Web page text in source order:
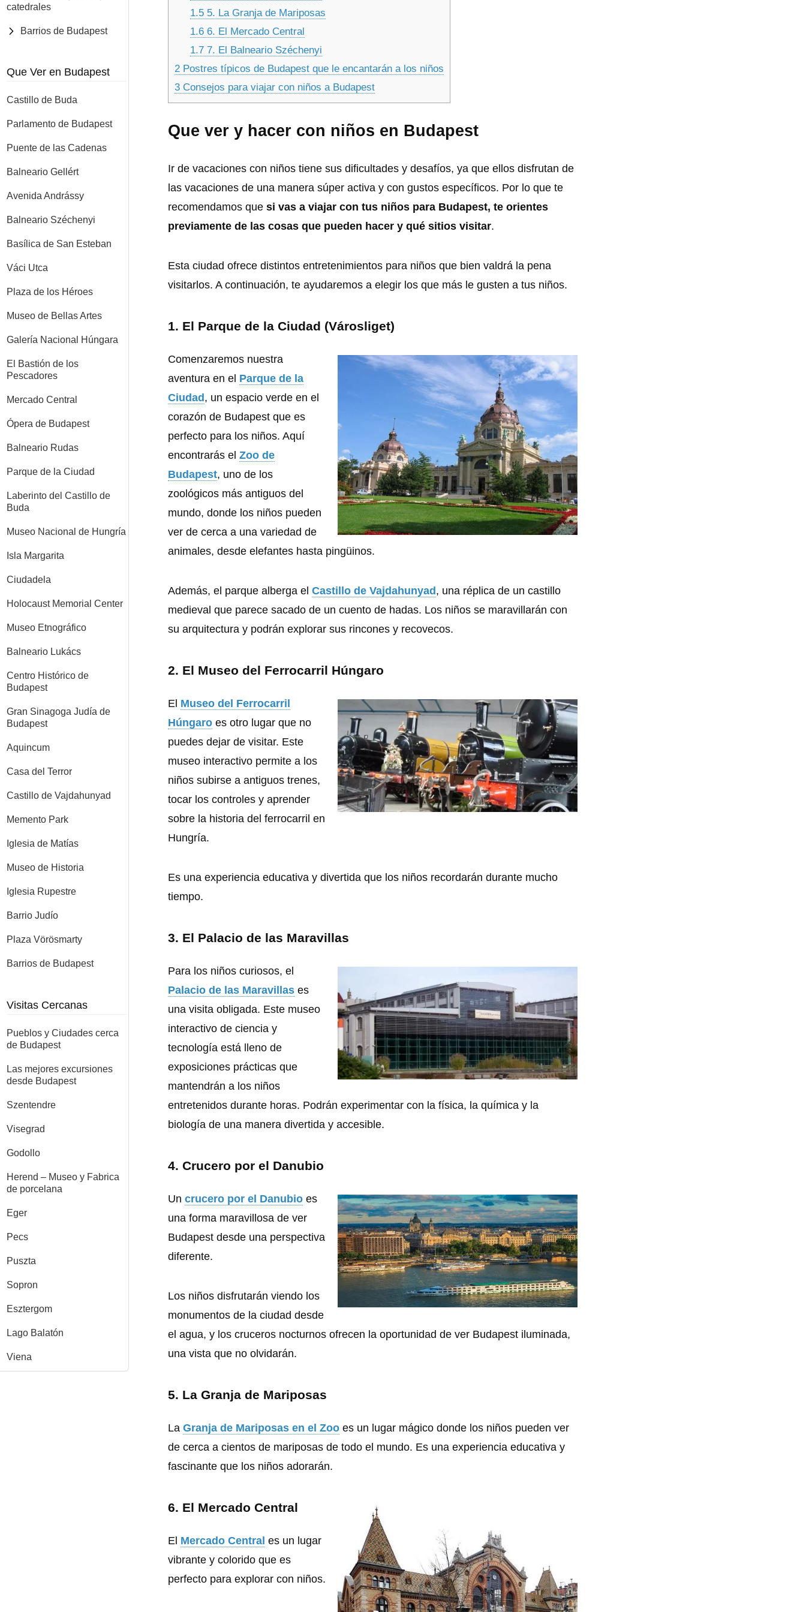
1.55. La Granja de Mariposas
1.66. El Mercado Central
1.77. El Balneario Széchenyi
2 Postres típicos de Budapest que le encantarán a los niños
3 Consejos para viajar con niños a Budapest
Que ver y hacer con niños en Budapest
Ir de vacaciones con niños tiene sus dificultades y desafíos, ya que ellos disfrutan de
las vacaciones de una manera súper activa y con gustos específicos. Por lo que te
recomendamos quesi vas a viajar con tus niños para Budapest, te orientes
previamente de las cosas que pueden hacer y qué sitios visitar.
Esta ciudad ofrece distintos entretenimientos para niños que bien valdrá la pena
visitarlos. A continuación, te ayudaremos a elegir los que más le gusten a tus niños.
1. El Parque de la Ciudad (Városliget)
Comenzaremos nuestra
aventura en el Parque de la
Ciudad , un espacio verde en el
corazón de Budapest que es
perfecto para los niños. Aquí
encontrarás elZoo de
Budapest, uno de los
zoológicos más antiguos del
mundo, donde los niños pueden
ver de cerca a una variedad de
animales, desde elefantes hasta pingüinos.
Además, el parque alberga elCastillo de Vajdahunyad , una réplica de un castillo
medieval que parece sacado de un cuento de hadas. Los niños se maravillarán con
su arquitectura y podrán explorar sus rincones y recovecos.
2. El Museo del Ferrocarril Húngaro
El Museo del Ferrocarril
Húngaro es otro lugar que no
puedes dejar de visitar. Este
museo interactivo permite a los
niños subirse a antiguos trenes,
tocar los controles y aprender
sobre la historia del ferrocarril en
Hungría.
Es una experiencia educativa y divertida que los niños recordarán durante mucho
tiempo.
3. El Palacio de las Maravillas
Para los niños curiosos, el
Palacio de las Maravillas es
una visita obligada. Este museo
interactivo de ciencia y
tecnología está lleno de
exposiciones prácticas que
mantendrán a los niños
entretenidos durante horas. Podrán experimentar con la física, la química y la
biología de una manera divertida y accesible.
4.Crucero por el Danubio
Uncrucero por el Danubio es
una forma maravillosa de ver
Budapest desde una perspectiva
diferente.
Los niños disfrutarán viendo los
monumentos de la ciudad desde
el agua, y los cruceros nocturnos ofrecen la oportunidad de ver Budapest iluminada,
una vista que no olvidarán.
5. La Granja de Mariposas
LaGranja de Mariposas en el Zoo es un lugar mágico donde los niños pueden ver
de cerca a cientos de mariposas de todo el mundo. Es una experiencia educativa y
fascinante que los niños adorarán.
6. El Mercado Central
El Mercado Central es un lugar
vibrante y colorido que es
perfecto para explorar con niños.
catedrales
Barrios de Budapest
Que Ver en Budapest
Castillo de Buda
Parlamento de Budapest
Puente de las Cadenas
Balneario Gellért
Avenida Andrássy
Balneario Széchenyi
Basílica de San Esteban
Váci Utca
Plaza de los Héroes
Museo de Bellas Artes
Galería Nacional Húngara
El Bastión de los
Pescadores
Mercado Central
Ópera de Budapest
Balneario Rudas
Parque de la Ciudad
Laberinto del Castillo de
Buda
Museo Nacional de Hungría
Isla Margarita
Ciudadela
Holocaust Memorial Center
Museo Etnográfico
Balneario Lukács
Centro Histórico de
Budapest
Gran Sinagoga Judía de
Budapest
Aquincum
Casa del Terror
Castillo de Vajdahunyad
Memento Park
Iglesia de Matías
Museo de Historia
Iglesia Rupestre
Barrio Judío
Plaza Vörösmarty
Barrios de Budapest
Visitas Cercanas
Pueblos y Ciudades cerca
de Budapest
Las mejores excursiones
desde Budapest
Szentendre
Visegrad
Godollo
Herend – Museo y Fabrica
de porcelana
Eger
Pecs
Puszta
Sopron
Esztergom
Lago Balatón
Viena